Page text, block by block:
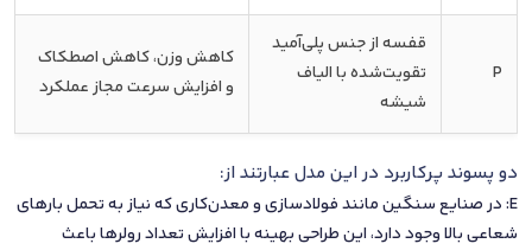
P
قفسه از جنس پلی‌آمید
تقویت‌شده با الیاف
شیشه
کاهش وزن، کاهش اصطکاک
و افزایش سرعت مجاز عملکرد
دو پسوند پرکاربرد در این مدل عبارتند از:
E: در صنایع سنگین مانند فولادسازی و معدن‌کاری که نیاز به تحمل بارهای
شعاعی بالا وجود دارد، این طراحی بهینه با افزایش تعداد رولرها باعث